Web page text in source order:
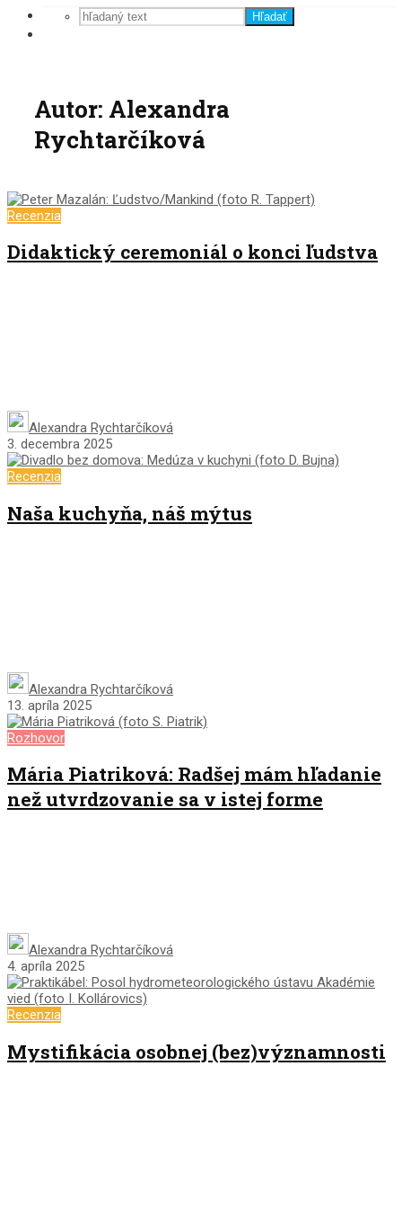
Hľadať
Autor: Alexandra
Rychtarčíková
Recenzia
Didaktický ceremoniál o konci ľudstva
Alexandra Rychtarčíková
3. decembra 2025
Recenzia
Naša kuchyňa, náš mýtus
Alexandra Rychtarčíková
13. apríla 2025
Rozhovor
Mária Piatriková: Radšej mám hľadanie
než utvrdzovanie sa v istej forme
Alexandra Rychtarčíková
4. apríla 2025
Recenzia
Mystifikácia osobnej (bez)významnosti